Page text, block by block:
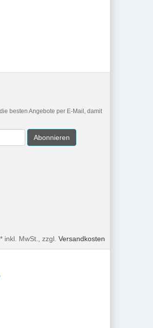
besten Angebote per E-Mail, damit
Abonnieren
* inkl. MwSt., zzgl. Versandkosten